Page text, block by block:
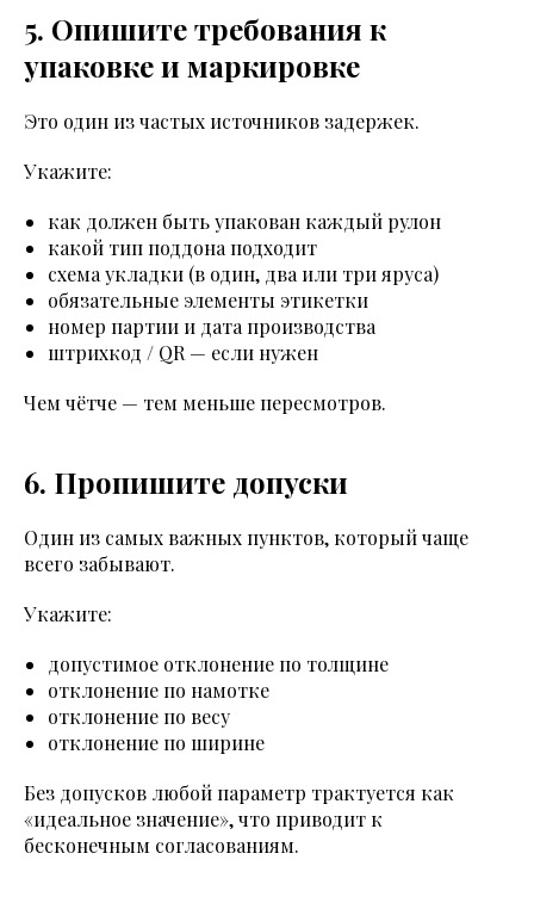
5. Опишите требования к
упаковке и маркировке
Это один из частых источников задержек.
Укажите:
как должен быть упакован каждый рулон
какой тип поддона подходит
схема укладки (в один, два или три яруса)
обязательные элементы этикетки
номер партии и дата производства
штрихкод / QR — если нужен
Чем чётче — тем меньше пересмотров.
6. Пропишите допуски
Один из самых важных пунктов, который чаще
всего забывают.
Укажите:
допустимое отклонение по толщине
отклонение по намотке
отклонение по весу
отклонение по ширине
Без допусков любой параметр трактуется как
«идеальное значение», что приводит к
бесконечным согласованиям.